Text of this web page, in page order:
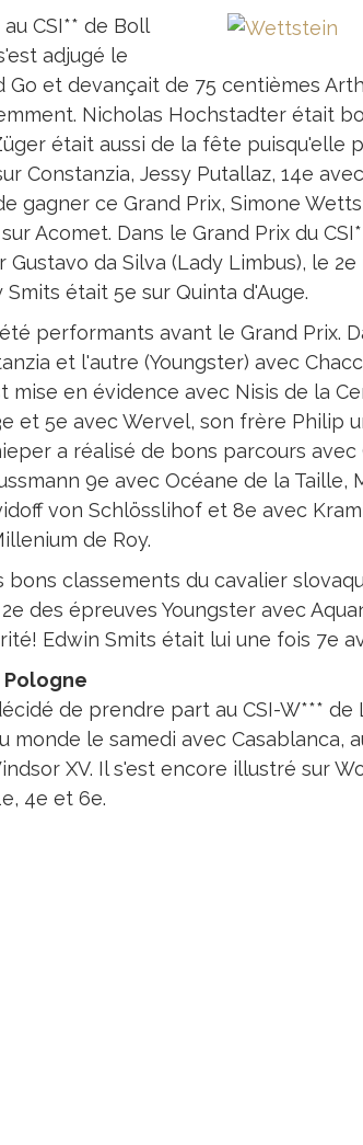
CSI** de Boll
adjugé le
Go et devançait de 75 centièmes
Nicholas Hochstadter était
était aussi de la fête puisqu'elle
Constanzia, Jessy Putallaz, 14e
gagner ce Grand Prix, Simone
Acomet. Dans le Grand Prix du
da Silva (Lady Limbus), le
Smits était 5e sur Quinta d'Auge.
performants avant le Grand Prix.
et l'autre (Youngster) avec
mise en évidence avec Nisis de la
et 5e avec Wervel, son frère Philip
a réalisé de bons parcours
9e avec Océane de la Taille,
von Schlösslihof et 8e avec
de Roy.
classements du cavalier
des épreuves Youngster avec
Edwin Smits était lui une fois 7e
Pologne
de prendre part au CSI-W*** de
monde le samedi avec Casablanca,
XV. Il s'est encore illustré sur
4e et 6e.